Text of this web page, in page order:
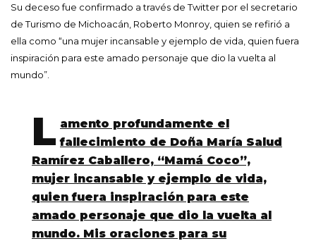
Su deceso fue confirmado a través de Twitter por el secretario
de Turismo de Michoacán, Roberto Monroy, quien se refirió a
ella como “una mujer incansable y ejemplo de vida, quien fuera
inspiración para este amado personaje que dio la vuelta al
mundo”.
L amento profundamente el
fallecimiento de Doña María Salud
Ramírez Caballero, “Mamá Coco”,
mujer incansable y ejemplo de vida,
quien fuera inspiración para este
amado personaje que dio la vuelta al
mundo. Mis oraciones para su